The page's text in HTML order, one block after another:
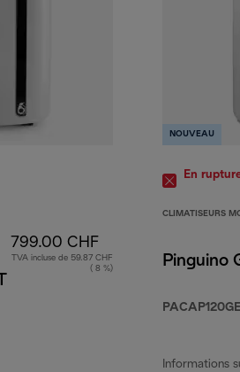
799.00 CHF
TVA incluse de 59.87 CHF
( 8 %)
NOUVEAU
En
CLIMATISEURS
Pinguino
Informations